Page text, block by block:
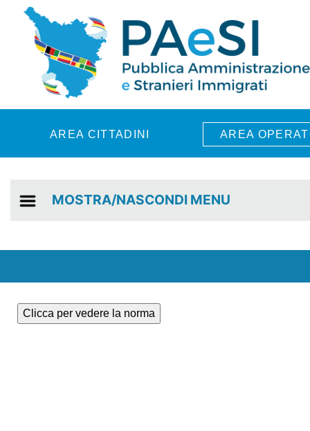
Skip to main content
AREA CITTADINI AREA
MOSTRA/NASCONDI MENU
Clicca per vedere la norma